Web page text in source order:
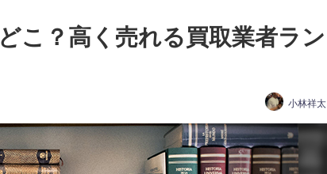
こ？高く売れる買取業者ラン
小林祥太